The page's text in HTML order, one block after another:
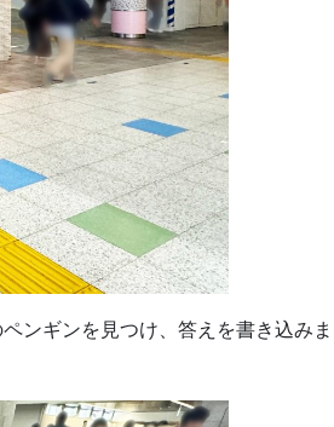
ンギンを見つけ、答えを書き込みま